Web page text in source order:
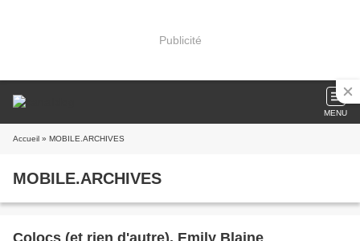
Publicité
MENU
Accueil » MOBILE.ARCHIVES
MOBILE.ARCHIVES
Colocs (et rien d'autre), Emily Blaine